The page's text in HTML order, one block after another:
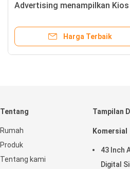
Advertising menampilkan Kios
Harga Terbaik
Tentang
Rumah
Produk
Tentang kami
Tampilan
Komersial
43 Inch
Digital